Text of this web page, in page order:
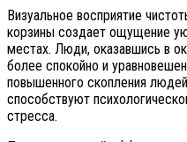
Визуальное восприятие
корзины создает ощущение
местах. Люди, оказавшись в
более спокойно и
повышенного скопления
способствуют
стресса.